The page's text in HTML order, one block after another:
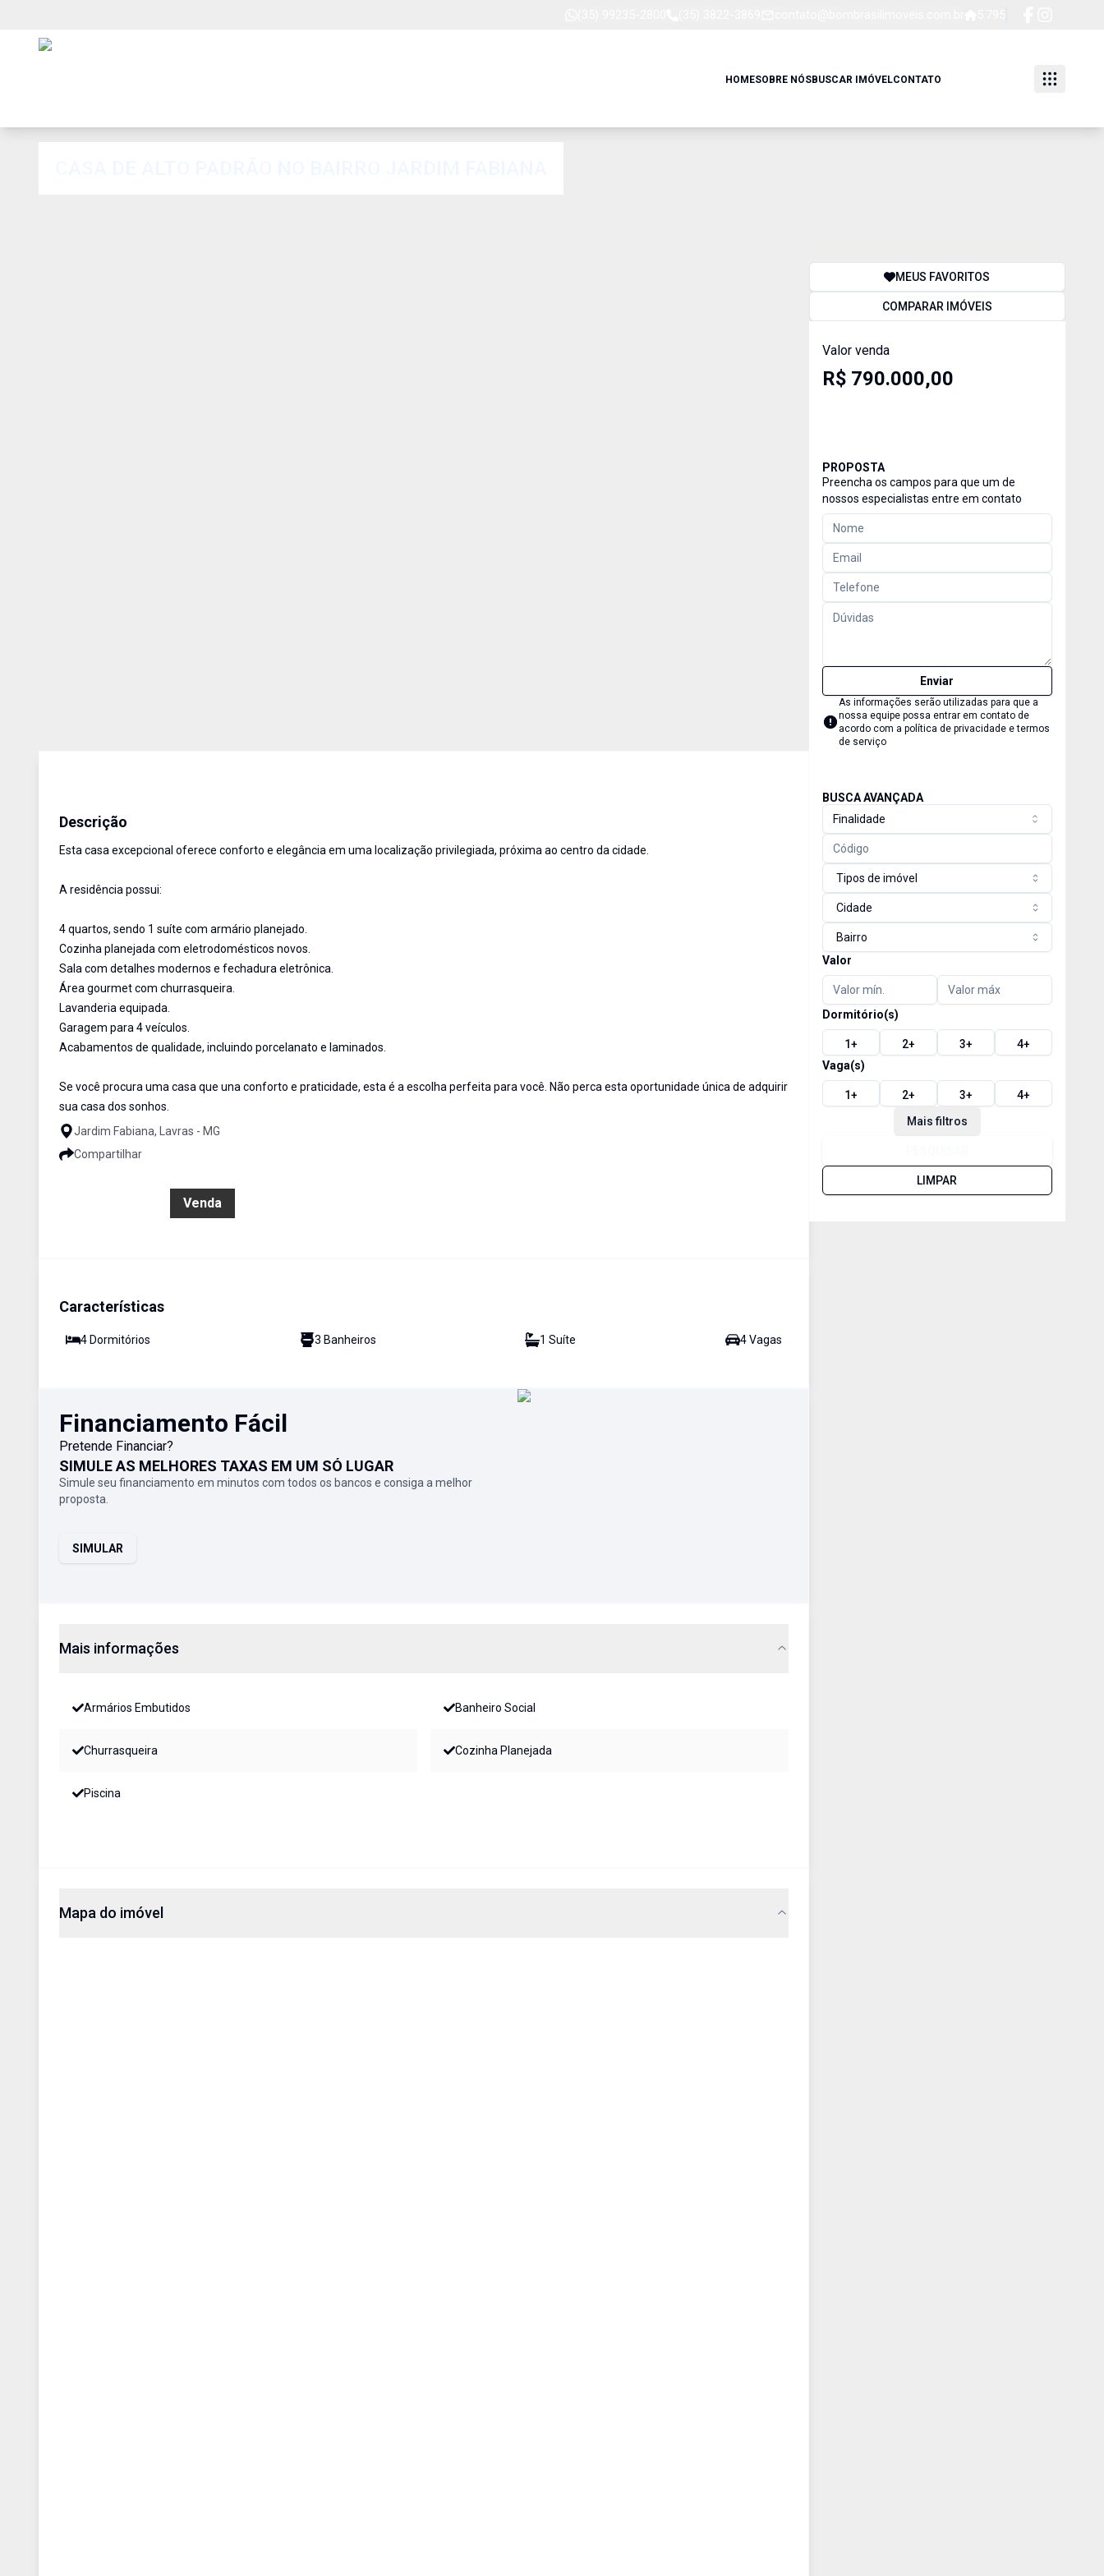
HOMESOBRE NÓSBUSCAR IMÓVELCONTATO
Descrição
Esta casa excepcional oferece conforto e elegância em uma localização privilegiada, próxima ao centro da cidade.
A residência possui:
4 quartos, sendo 1 suíte com armário planejado.
Cozinha planejada com eletrodomésticos novos.
Sala com detalhes modernos e fechadura eletrônica.
Área gourmet com churrasqueira.
Lavanderia equipada.
Garagem para 4 veículos.
Acabamentos de qualidade, incluindo porcelanato e laminados.
Se você procura uma casa que una conforto e praticidade, esta é a escolha perfeita para você. Não perca esta oportunidade única de adquirir
sua casa dos sonhos.
Jardim Fabiana, Lavras - MG
Compartilhar
Venda
Características
4 Dormitórios 3 Banheiros 1 Suíte 4Vagas
Financiamento Fácil
Pretende Financiar?
SIMULE AS MELHORES TAXAS EM UM SÓ LUGAR
Simule seu financiamento em minutos com todos os bancos e consiga a melhor
proposta.
SIMULAR
Mais informações
Armários Embutidos Banheiro Social
Churrasqueira Cozinha Planejada
Piscina
Mapa do imóvel
MEUS FAVORITOS
COMPARAR IMÓVEIS
Valor venda
R$ 790.000,00
PROPOSTA
Preencha os campos para que um de
nossos especialistas entre em contato
Enviar
As informações serão utilizadas para que a
nossa equipe possa entrar em contato de
acordo com a política de privacidade e termos
de serviço
BUSCA AVANÇADA
Finalidade
Tipos de imóvel
Cidade
Bairro
Valor
Dormitório(s)
1+ 2+ 3+ 4+
Vaga(s)
1+ 2+ 3+ 4+
Mais filtros
LIMPAR